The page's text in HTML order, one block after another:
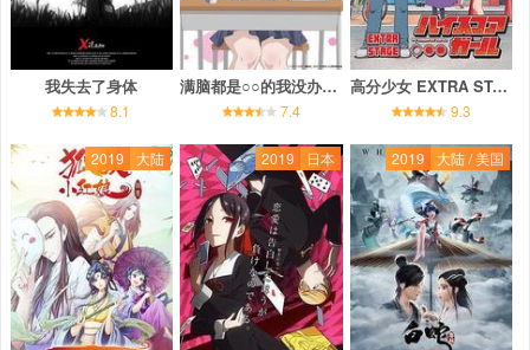
我失去了身体
8.1
满脑都是○○的我没办法谈恋爱
7.4
高分少女 EXTRA STAGE
9.3
2019 大陆 2019 日本 2019 大陆 / 美国